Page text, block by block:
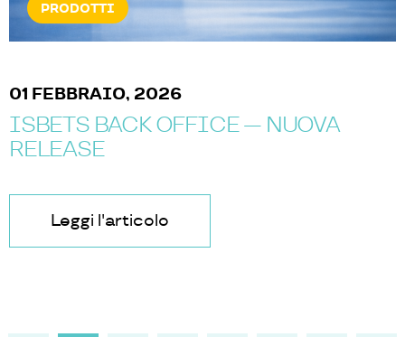
PRODOTTI
01 FEBBRAIO, 2026
ISBETS BACK OFFICE — NUOVA
RELEASE
Leggi l'articolo